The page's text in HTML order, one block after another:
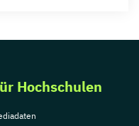
Hochschulen